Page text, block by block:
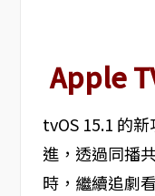
Apple
tvOS 15.1 的
進，透過同播
時，繼續追劇